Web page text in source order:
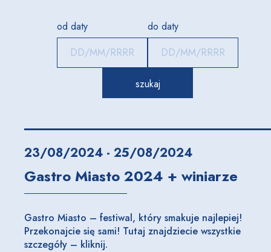
od daty do daty
23/08/2024 - 25/08/2024
Gastro Miasto 2024 + winiarze
Gastro Miasto – festiwal, który smakuje najlepiej!
Przekonajcie się sami! Tutaj znajdziecie wszystkie
szczegóły – kliknij.